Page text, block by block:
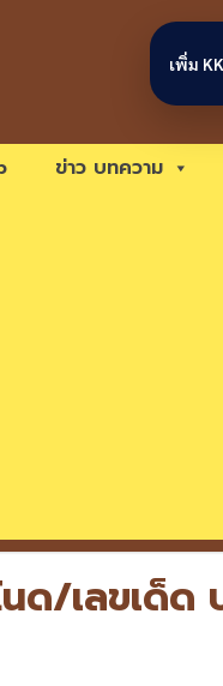
ข่าว บทความ
นด/เลขเด็
เพิ่ม